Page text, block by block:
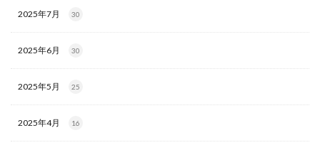
2025年7月 30
2025年6月 30
2025年5月 25
2025年4月 16